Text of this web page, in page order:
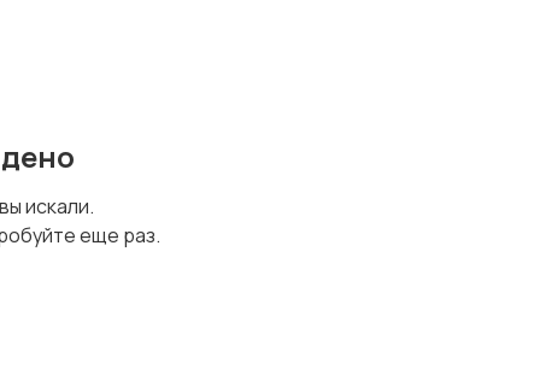
искали.
еще раз.